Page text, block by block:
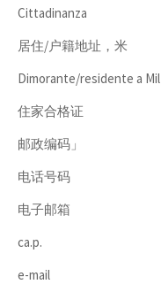
Cittadinanza
居住/户籍地址，米
Dimorante/residente a Mil
住家合格证
邮政编码」
电话号码
电子邮箱
ca.p.
e-mail